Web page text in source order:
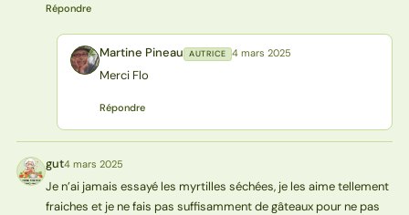
Répondre
MP Martine Pineau AUTRICE 4 mars 2025
Merci Flo
Répondre
G gut4 mars 2025
Je n’ai jamais essayé les myrtilles séchées, je les aime tellement
fraiches et je ne fais pas suffisamment de gâteaux pour ne pas